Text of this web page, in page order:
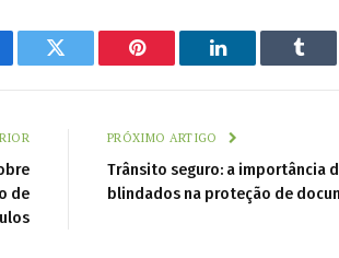
Twitter Pinterest LinkedIn
de
PRÓXIMO ARTIGO
Trânsito seguro: a importância
blindados na proteção de